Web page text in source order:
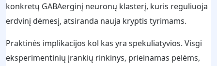
konkretų GABAerginį neuronų klasterį, kuris reguliuoja
erdvinį dėmesį, atsiranda nauja kryptis tyrimams.
Praktinės implikacijos kol kas yra spekuliatyvios. Visgi
eksperimentinių įrankių rinkinys, prieinamas pelėms,